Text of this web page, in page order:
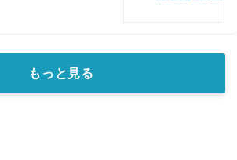
もっと見る